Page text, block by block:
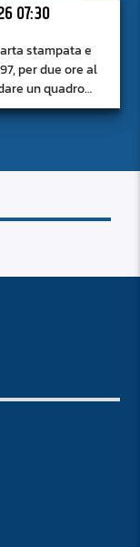
07:30
stampata e
per due ore al
un quadro
fermarsi alla